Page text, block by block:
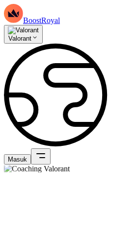
BoostRoyal
Valorant
Masuk